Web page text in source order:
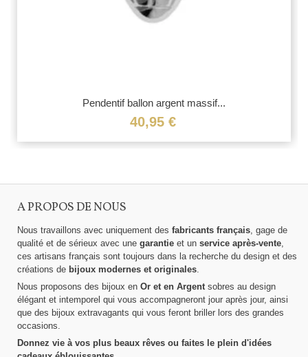
Pendentif ballon argent massif...
40,95 €
A PROPOS DE NOUS
Nous travaillons avec uniquement des fabricants français , gage de
qualité et de sérieux avec une garantie et un service après-vente
ces artisans français sont toujours dans la recherche du design et des
créations de bijoux modernes et originales
Nous proposons des bijoux en Or et en Argent sobres au design
élégant et intemporel qui vous accompagneront jour après jour, ainsi
que des bijoux extravagants qui vous feront briller lors des grandes
occasions.
Donnez vie à vos plus beaux rêves ou faites le plein d'idées